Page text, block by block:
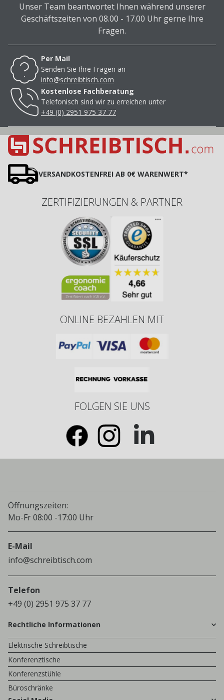
Unser Team beantwortet Ihnen während unserer
Geschäftszeiten von 08.00 - 17.00 Uhr gerne Ihre
Fragen.
Per Mail
Senden Sie Ihre Fragen an
info@schreibtisch.com
Kostenlose Fachberatung
Telefonisch sind wir zu erreichen unter
+49 (0) 2951 975 37 77
VERSANDKOSTENFREI AB 0€ WARENWERT*
ZERTIFIZIERUNGEN & PARTNER
ONLINE BEZAHLEN MIT
FOLGEN SIE UNS
Öffnungszeiten:
Mo-Fr 08:00 -17:00 Uhr
E-Mail
info@schreibtisch.com
Telefon
+49 (0) 2951 975 37 77
Rechtliche Informationen
Elektrische Schreibtische
Konferenztische
Konferenzstühle
Büroschränke